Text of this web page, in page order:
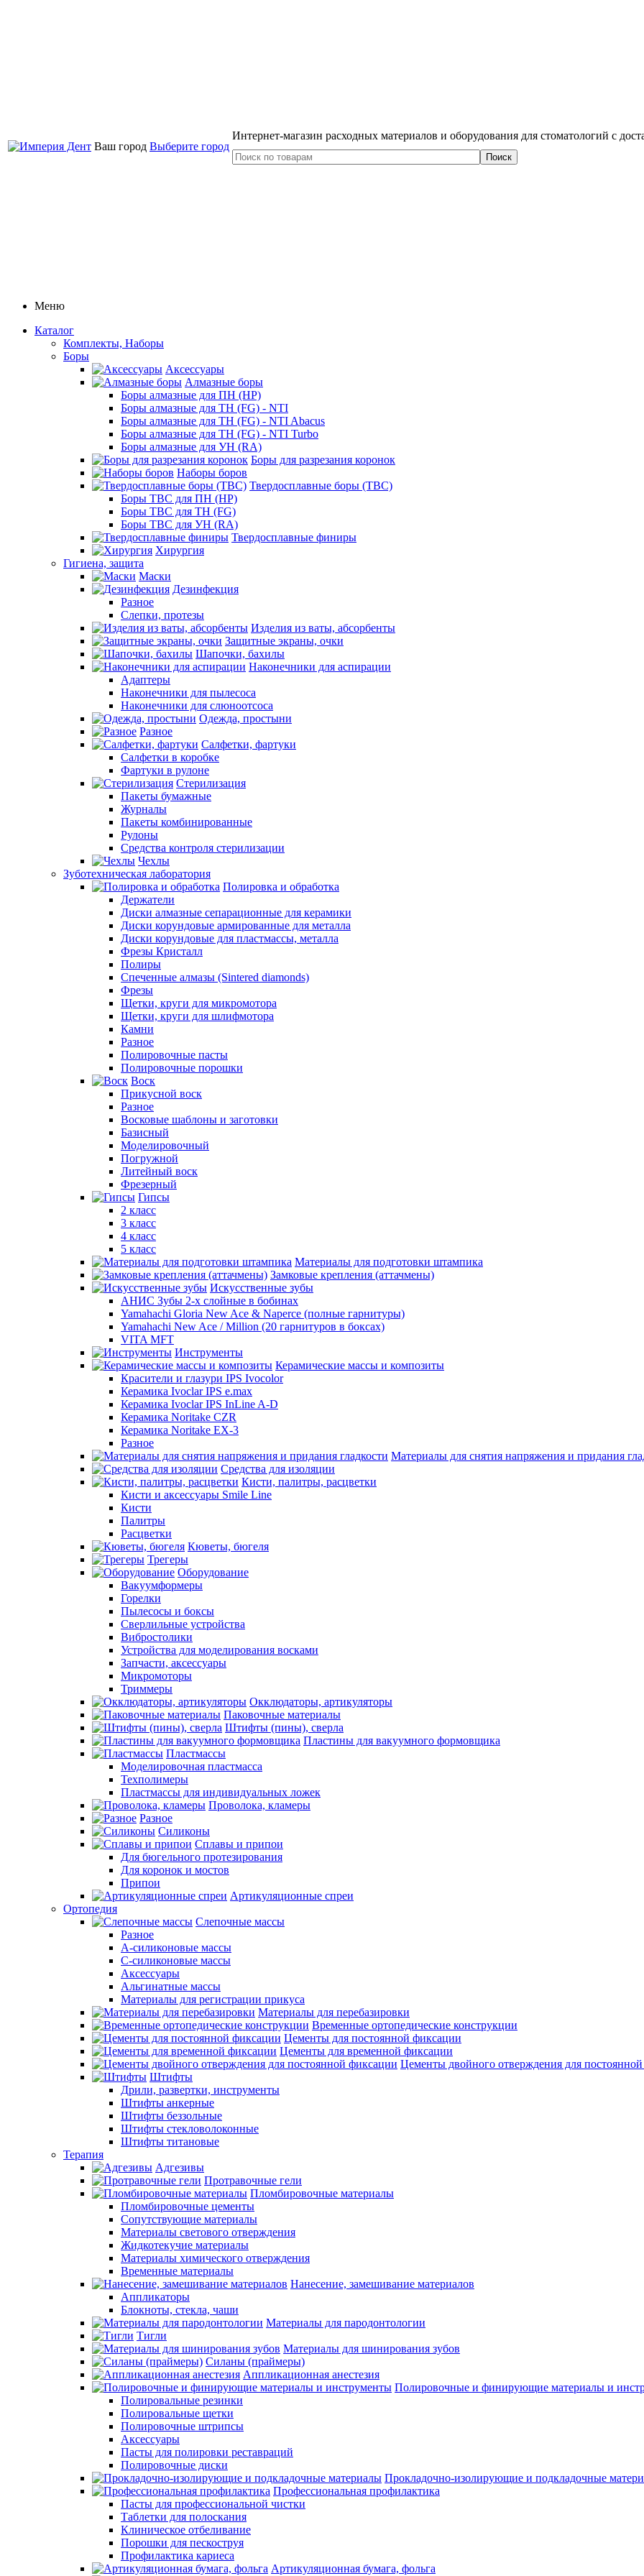
Ваш город Выберите город
Интернет-магазин расходных материалов и оборудования для стоматологий с
Меню
Каталог
Комплекты, Наборы
Боры
Аксессуары
Алмазные боры
Боры алмазные для ПН (HP)
Боры алмазные для ТН (FG) - NTI
Боры алмазные для ТН (FG) - NTI Abacus
Боры алмазные для ТН (FG) - NTI Turbo
Боры алмазные для УН (RA)
Боры для разрезания коронок
Наборы боров
Твердосплавные боры (ТВС)
Боры ТВС для ПН (HP)
Боры ТВС для ТН (FG)
Боры ТВС для УН (RA)
Твердосплавные финиры
Хирургия
Гигиена, защита
Маски
Дезинфекция
Разное
Слепки, протезы
Изделия из ваты, абсорбенты
Защитные экраны, очки
Шапочки, бахилы
Наконечники для аспирации
Адаптеры
Наконечники для пылесоса
Наконечники для слюноотсоса
Одежда, простыни
Разное
Салфетки, фартуки
Салфетки в коробке
Фартуки в рулоне
Стерилизация
Пакеты бумажные
Журналы
Пакеты комбинированные
Рулоны
Средства контроля стерилизации
Чехлы
Зуботехническая лаборатория
Полировка и обработка
Держатели
Диски алмазные сепарационные для керамики
Диски корундовые армированные для металла
Диски корундовые для пластмассы, металла
Фрезы Кристалл
Полиры
Спеченные алмазы (Sintered diamonds)
Фрезы
Щетки, круги для микромотора
Щетки, круги для шлифмотора
Камни
Разное
Полировочные пасты
Полировочные порошки
Воск
Прикусной воск
Разное
Восковые шаблоны и заготовки
Базисный
Моделировочный
Погружной
Литейный воск
Фрезерный
Гипсы
2 класс
3 класс
4 класс
5 класс
Материалы для подготовки штампика
Замковые крепления (аттачмены)
Искусственные зубы
АНИС Зубы 2-х слойные в бобинах
Yamahachi Gloria New Ace & Naperce (полные гарнитуры)
Yamahachi New Ace / Million (20 гарнитуров в боксах)
VITA MFT
Инструменты
Керамические массы и композиты
Красители и глазури IPS Ivocolor
Керамика Ivoclar IPS e.max
Керамика Ivoclar IPS InLine A-D
Керамика Noritake CZR
Керамика Noritake EX-3
Разное
Материалы для снятия напряжения и придания
Средства для изоляции
Кисти, палитры, расцветки
Кисти и аксессуары Smile Line
Кисти
Палитры
Расцветки
Кюветы, бюгеля
Трегеры
Оборудование
Вакуумформеры
Горелки
Пылесосы и боксы
Сверлильные устройства
Вибростолики
Устройства для моделирования восками
Запчасти, аксессуары
Микромоторы
Триммеры
Окклюдаторы, артикуляторы
Паковочные материалы
Штифты (пины), сверла
Пластины для вакуумного формовщика
Пластмассы
Моделировочная пластмасса
Техполимеры
Пластмассы для индивидуальных ложек
Проволока, кламеры
Разное
Силиконы
Сплавы и припои
Для бюгельного протезирования
Для коронок и мостов
Припои
Артикуляционные спреи
Ортопедия
Слепочные массы
Разное
А-силиконовые массы
С-силиконовые массы
Аксессуары
Альгинатные массы
Материалы для регистрации прикуса
Материалы для перебазировки
Временные ортопедические конструкции
Цементы для постоянной фиксации
Цементы для временной фиксации
Цементы двойного отверждения для
Штифты
Дрили, развертки, инструменты
Штифты анкерные
Штифты беззольные
Штифты стекловолоконные
Штифты титановые
Терапия
Адгезивы
Протравочные гели
Пломбировочные материалы
Пломбировочные цементы
Сопутствующие материалы
Материалы светового отверждения
Жидкотекучие материалы
Материалы химического отверждения
Временные материалы
Нанесение, замешивание материалов
Аппликаторы
Блокноты, стекла, чаши
Материалы для пародонтологии
Тигли
Материалы для шинирования зубов
Силаны (праймеры)
Аппликационная анестезия
Полировочные и финирующие материалы и
Полировальные резинки
Полировальные щетки
Полировочные штрипсы
Аксессуары
Пасты для полировки реставраций
Полировочные диски
Прокладочно-изолирующие и подкладочные
Профессиональная профилактика
Пасты для профессиональной чистки
Таблетки для полоскания
Клиническое отбеливание
Порошки для пескоструя
Профилактика кариеса
Артикуляционная бумага, фольга